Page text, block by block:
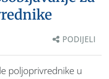
PODIJELI
poljoprivrednike u